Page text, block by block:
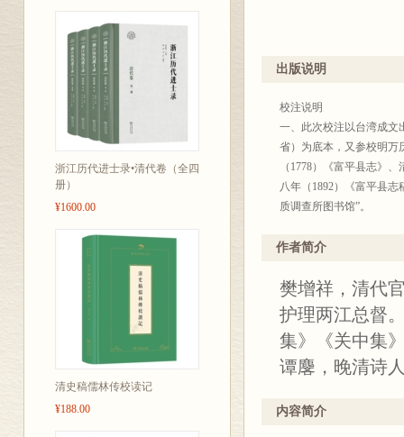
浙江历代进士录•清代卷（全四
册）
¥1600.00
清史稿儒林传校读记
¥188.00
出版说明
校注说明
一、此次校注以台湾成文
省）为底本，又参校明万
（1778）《富平县志》
八年（1892）《富平县
质调查所图书馆”。
置于本页末。
题，一律出校说明。人名
响理解文意的避讳字，出
为“匹”、“畧”改为“略”、
亦出校指出。
四、在注释方面，兼顾人
行，读者可以互相参阅，
作者简介
樊增祥，清代
护理两江总督
集》《关中集
谭麐，晚清诗
内容简介